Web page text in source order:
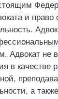
и право
Адвокат не
в качестве
а